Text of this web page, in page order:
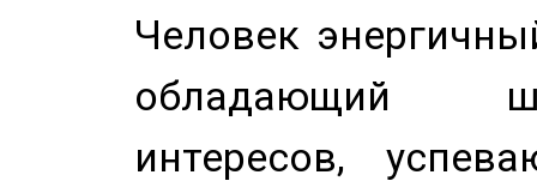
Человек
обладающий
интересов,